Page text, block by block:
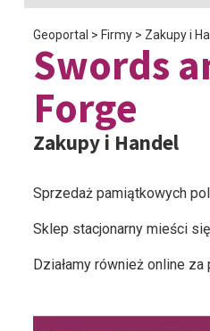
Geoportal > Firmy > Zakupy i
Swords
Forge
Zakupy i Handel
Sprzedaż pamiątkowych
Sklep stacjonarny mieści
Działamy również online